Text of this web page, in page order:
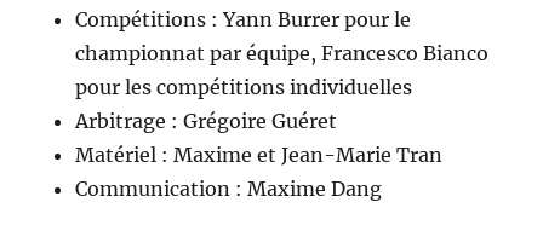
Compétitions : Yann Burrer pour le
championnat par équipe, Francesco Bianco
pour les compétitions individuelles
Arbitrage : Grégoire Guéret
Matériel : Maxime et Jean-Marie Tran
Communication : Maxime Dang